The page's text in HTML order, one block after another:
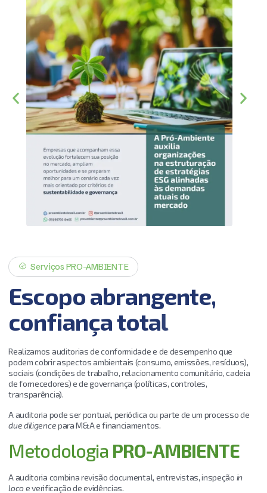
Serviços PRO-AMBIENTE
Escopoabrangente,
confiançatotal
Realizamos auditorias de conformidade e de desempenho que
podem cobrir aspectos ambientais (consumo, emissões, resíduos),
sociais (condições de trabalho, relacionamento comunitário, cadeia
de fornecedores) e de governança (políticas, controles,
transparência).
A auditoria pode ser pontual, periódica ou parte de um processo de
due diligencepara M&A e financiamentos.
Metodologia PRO-AMBIENTE
A auditoria combina revisão documental, entrevistas, inspeção in
loco e verificação de evidências.